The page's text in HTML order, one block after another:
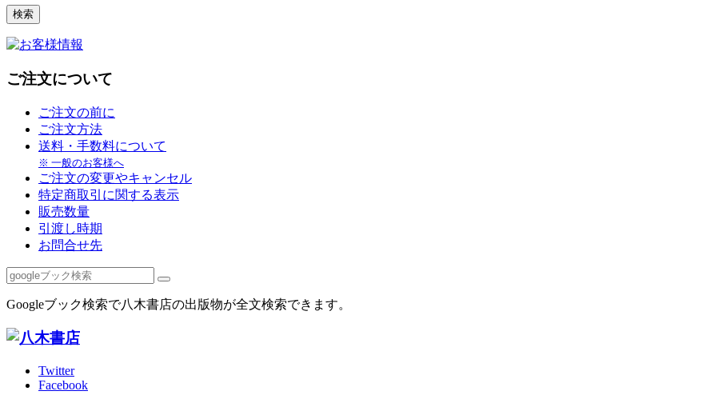
ご注文について
ご注文の前に
ご注文方法
送料・手数料について
※ 一般のお客様へ
ご注文の変更やキャンセル
特定商取引に関する表示
販売数量
引渡し時期
お問合せ先
Googleブック検索で八木書店の出版物が全文検索できます。
Twitter
Facebook